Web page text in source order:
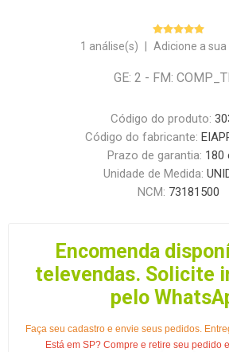
1 análise(s) Adicione a
GE: 2 - FM:
Código do produto:
Código do fabricante:
Prazo de garantia: 180
Unidade de Medida:
NCM: 73181500
Encomenda
televendas. Solicite
pelo
Faça seu cadastro e envie seus pedidos.
Está em SP? Compre e retire seu pedido